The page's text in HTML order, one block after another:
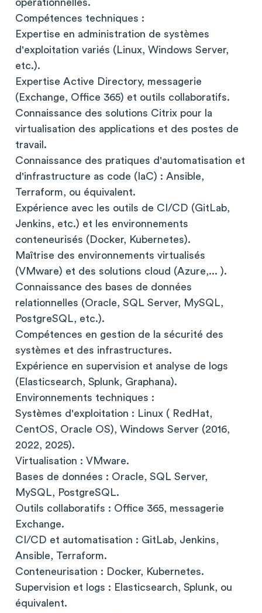
opérationnelles.
Compétences techniques :
Expertise en administration de systèmes
d'exploitation variés (Linux, Windows Server,
etc.).
Expertise Active Directory, messagerie
(Exchange, Office 365) et outils collaboratifs.
Connaissance des solutions Citrix pour la
virtualisation des applications et des postes de
travail.
Connaissance des pratiques d'automatisation et
d'infrastructure as code (IaC) : Ansible,
Terraform, ou équivalent.
Expérience avec les outils de CI/CD (GitLab,
Jenkins, etc.) et les environnements
conteneurisés (Docker, Kubernetes).
Maîtrise des environnements virtualisés
(VMware) et des solutions cloud (Azure,... ).
Connaissance des bases de données
relationnelles (Oracle, SQL Server, MySQL,
PostgreSQL, etc.).
Compétences en gestion de la sécurité des
systèmes et des infrastructures.
Expérience en supervision et analyse de logs
(Elasticsearch, Splunk, Graphana).
Environnements techniques :
Systèmes d'exploitation : Linux ( RedHat,
CentOS, Oracle OS), Windows Server (2016,
2022, 2025).
Virtualisation : VMware.
Bases de données : Oracle, SQL Server,
MySQL, PostgreSQL.
Outils collaboratifs : Office 365, messagerie
Exchange.
CI/CD et automatisation : GitLab, Jenkins,
Ansible, Terraform.
Conteneurisation : Docker, Kubernetes.
Supervision et logs : Elasticsearch, Splunk, ou
équivalent.